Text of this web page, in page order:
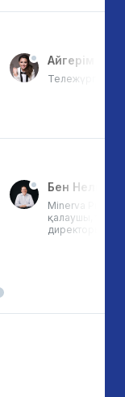
Айгерім
Тележүргізуші,
Бен Нельсон
Minerva Project-
қалаушы,
директоры,